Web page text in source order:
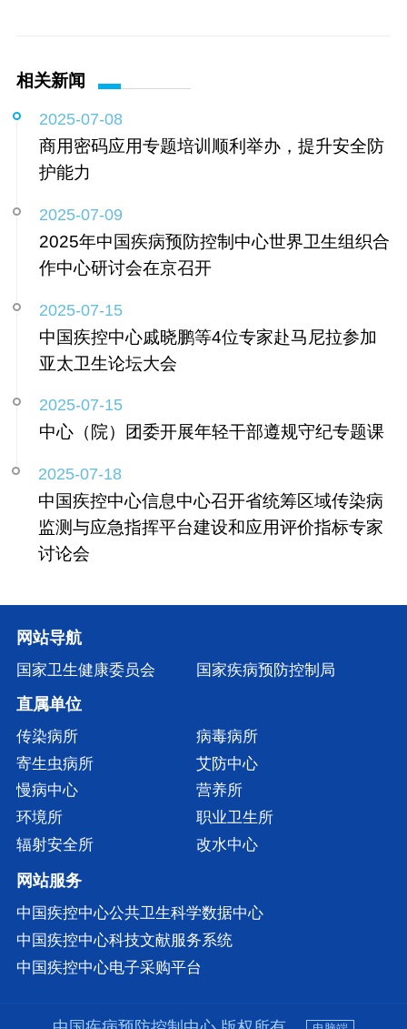
相关新闻
2025-07-08
商用密码应用专题培训顺利举办，提升安全防
护能力
2025-07-09
2025年中国疾病预防控制中心世界卫生组织合
作中心研讨会在京召开
2025-07-15
中国疾控中心戚晓鹏等4位专家赴马尼拉参加
亚太卫生论坛大会
2025-07-15
中心（院）团委开展年轻干部遵规守纪专题课
2025-07-18
中国疾控中心信息中心召开省统筹区域传染病
监测与应急指挥平台建设和应用评价指标专家
讨论会
网站导航
国家卫生健康委员会 国家疾病预防控制局
直属单位
传染病所
病毒病所
寄生虫病所
艾防中心
慢病中心
营养所
环境所
职业卫生所
辐射安全所
改水中心
网站服务
中国疾控中心公共卫生科学数据中心
中国疾控中心科技文献服务系统
中国疾控中心电子采购平台